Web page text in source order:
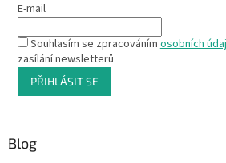
E-mail
Souhlasím se zpracovánímosobních
zasílání newsletterů
PŘIHLÁSIT SE
Blog